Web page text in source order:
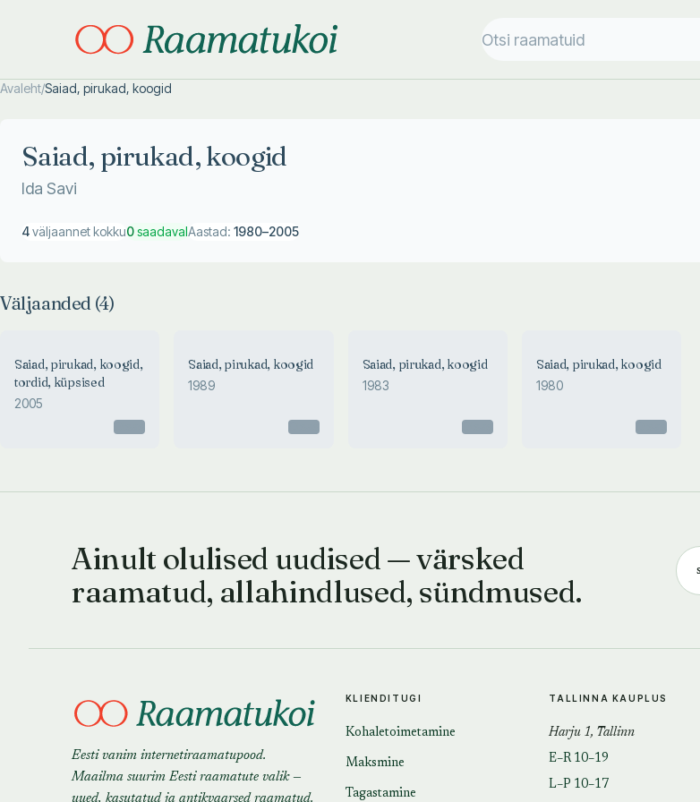
Avaleht/Saiad, pirukad, koogid
Saiad, pirukad, koogid
Ida Savi
4väljaannet kokku0saadavalAastad: 1980–2005
Väljaanded (4)
Saiad, pirukad, koogid,
tordid, küpsised
2005
Saiad, pirukad, koogid
1989
Saiad, pirukad, koogid
1983
Saiad, pirukad, koogid
1980
Ainult olulised uudised — värsked
raamatud, allahindlused, sündmused.
Eesti vanim internetiraamatupood.
Maailma suurim Eesti raamatute valik —
uued, kasutatud ja antikvaarsed raamatud.
KLIENDITUGI
Kohaletoimetamine
Maksmine
Tagastamine
TALLINNA KAUPLUS
Harju 1, Tallinn
E–R 10–19
L–P 10–17